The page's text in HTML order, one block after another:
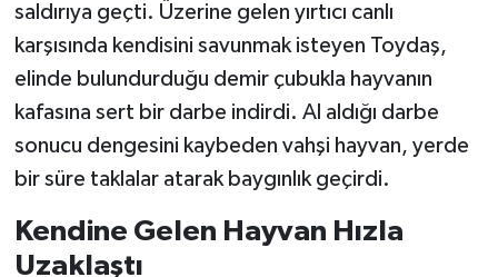
saldırıya geçti. Üzerine gelen yırtıcı canlı
karşısında kendisini savunmak isteyen Toydaş,
elinde bulundurduğu demir çubukla hayvanın
kafasına sert bir darbe indirdi. Al aldığı darbe
sonucu dengesini kaybeden vahşi hayvan, yerde
bir süre taklalar atarak baygınlık geçirdi.
Kendine Gelen Hayvan Hızla
Uzaklaştı